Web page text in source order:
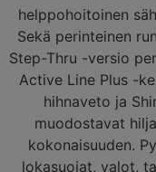
helppohoitoinen
Sekä perinteinen
Step-Thru -versio
Active Line Plus -
hihnaveto ja
muodostavat
kokonaisuuden.
lokasuojat, valot,